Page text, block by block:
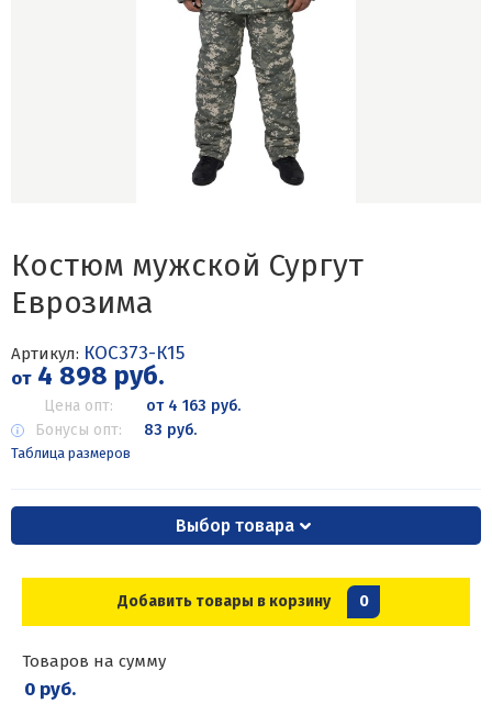
Костюм мужской Сургут
Еврозима
Артикул: КОС373-К15
от4 898 руб.
Цена опт:
от 4 163 руб.
Бонусы опт:
83 руб.
Таблица размеров
Выбор товара
Добавить товары в корзину 0
Товаров на сумму
0 руб.